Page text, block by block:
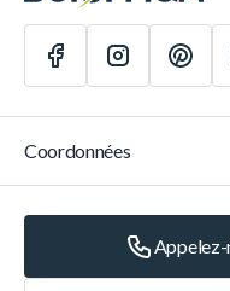
Coordonnées
Appelez-